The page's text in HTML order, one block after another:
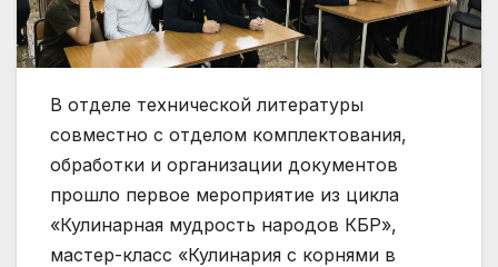
В отделе технической литературы
совместно с отделом комплектования,
обработки и организации документов
прошло первое мероприятие из цикла
«Кулинарная мудрость народов КБР»,
мастер-класс «Кулинария с корнями в